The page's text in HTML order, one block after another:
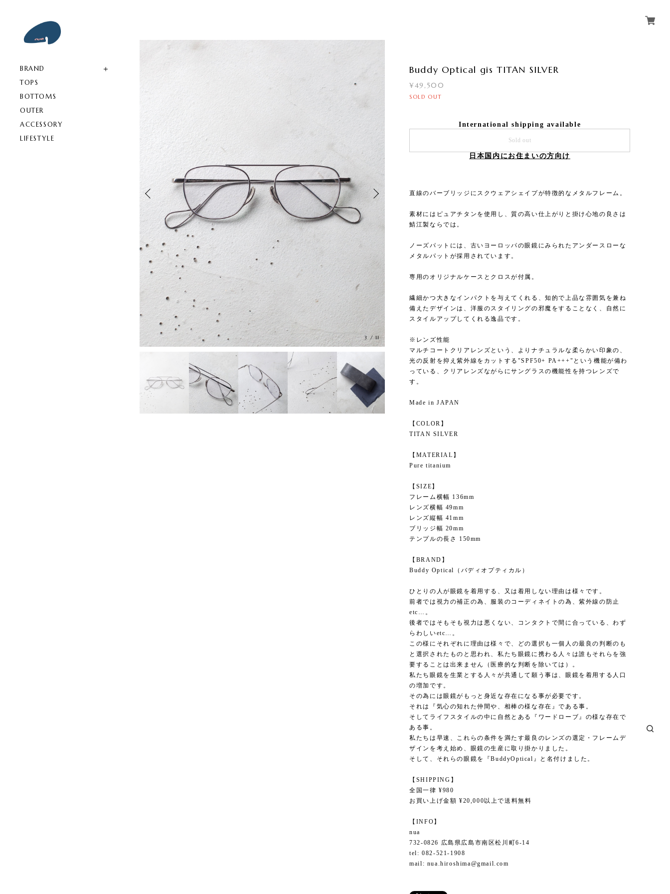
BRAND
TOPS
BOTTOMS
OUTER
ACCESSORY
LIFESTYLE
3 / 11
Buddy Optical gis TITAN SILVER
¥49,500
SOLD OUT
International shipping available
Sold out
日本国内にお住まいの方向け
直線のバーブリッジにスクウェアシェイプが特徴的なメタルフレーム。
素材にはピュアチタンを使用し、質の高い仕上がりと掛け心地の良さは
鯖江製ならでは。
ノーズパットには、古いヨーロッパの眼鏡にみられたアンダースローな
メタルパットが採用されています。
専用のオリジナルケースとクロスが付属。
繊細かつ大きなインパクトを与えてくれる、知的で上品な雰囲気を兼ね
備えたデザインは、洋服のスタイリングの邪魔をすることなく、自然に
スタイルアップしてくれる逸品です。
※レンズ性能
マルチコートクリアレンズという、よりナチュラルな柔らかい印象の、
光の反射を抑え紫外線をカットする"SPF50+ PA+++"という機能が備わ
っている、クリアレンズながらにサングラスの機能性を持つレンズで
す。
Made in JAPAN
【COLOR】
TITAN SILVER
【MATERIAL】
Pure titanium
【SIZE】
フレーム横幅 136mm
レンズ横幅 49mm
レンズ縦幅 41mm
ブリッジ幅 20mm
テンプルの長さ 150mm
【BRAND】
Buddy Optical（バディオプティカル）
ひとりの人が眼鏡を着用する、又は着用しない理由は様々です。
前者では視力の補正の為、服装のコーディネイトの為、紫外線の防止
etc…。
後者ではそもそも視力は悪くない、コンタクトで間に合っている、わず
らわしいetc…。
この様にそれぞれに理由は様々で、どの選択も一個人の最良の判断のも
と選択されたものと思われ、私たち眼鏡に携わる人々は誰もそれらを強
要することは出来ません（医療的な判断を除いては）。
私たち眼鏡を生業とする人々が共通して願う事は、眼鏡を着用する人口
の増加です。
その為には眼鏡がもっと身近な存在になる事が必要です。
それは『気心の知れた仲間や、相棒の様な存在』である事。
そしてライフスタイルの中に自然とある『ワードローブ』の様な存在で
ある事。
私たちは早速、これらの条件を満たす最良のレンズの選定・フレームデ
ザインを考え始め、眼鏡の生産に取り掛かりました。
そして、それらの眼鏡を『BuddyOptical』と名付けました。
【SHIPPING】
全国一律 ¥980
お買い上げ金額 ¥20,000以上で送料無料
【INFO】
nua
732-0826 広島県広島市南区松川町6-14
tel: 082-521-1908
mail: nua.hiroshima@gmail.com